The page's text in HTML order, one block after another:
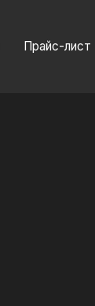
Прайс-лист